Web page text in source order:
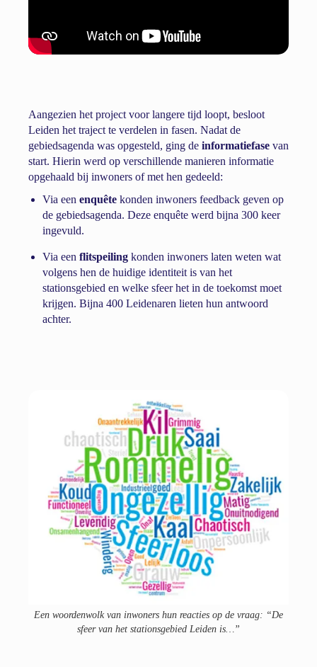
Aangezien het project voor langere tijd loopt, besloot
Leiden het traject te verdelen in fasen. Nadat de
gebiedsagenda was opgesteld, ging de informatiefase van
start. Hierin werd op verschillende manieren informatie
opgehaald bij inwoners of met hen gedeeld:
Via een enquête konden inwoners feedback geven op
de gebiedsagenda. Deze enquête werd bijna 300 keer
ingevuld.
Via een flitspeiling konden inwoners laten weten wat
volgens hen de huidige identiteit is van het
stationsgebied en welke sfeer het in de toekomst moet
krijgen. Bijna 400 Leidenaren lieten hun antwoord
achter.
Een woordenwolk van inwoners hun reacties op de vraag: “De
sfeer van het stationsgebied Leiden is…”